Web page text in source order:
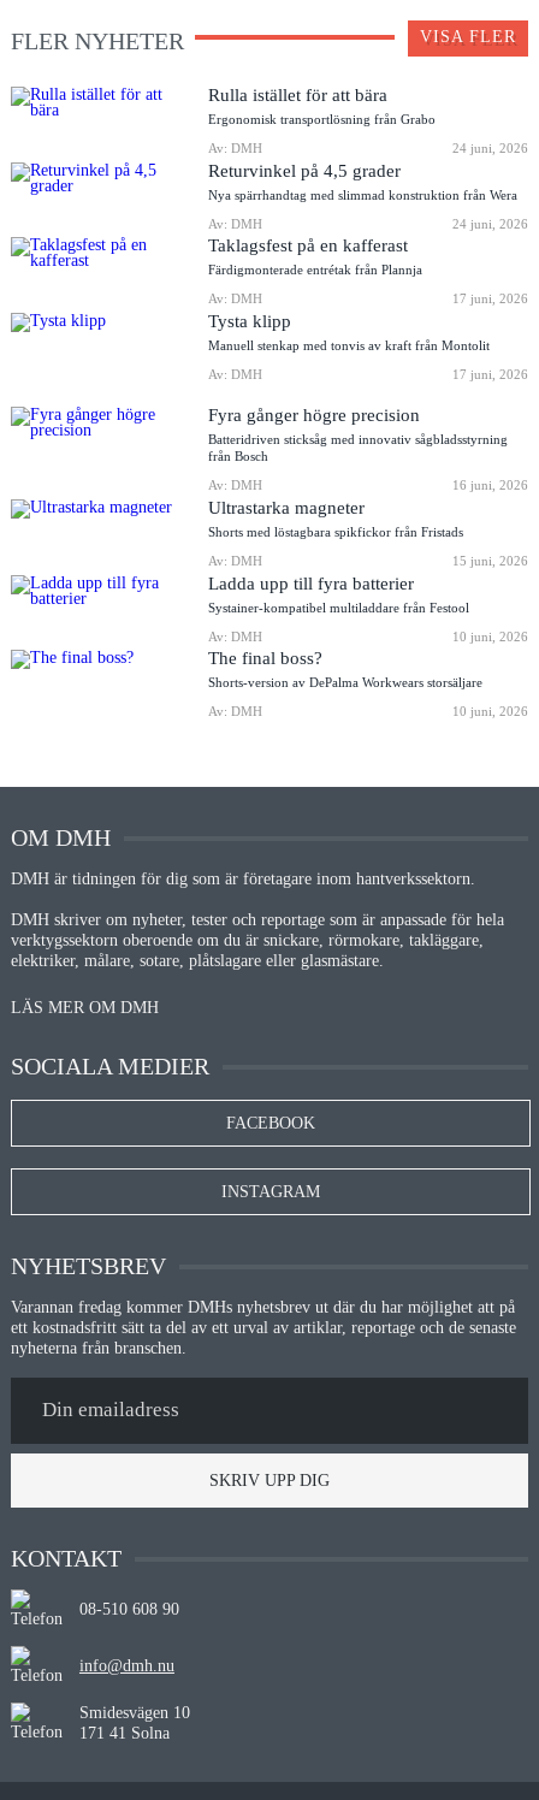
FLER NYHETER VISA FLER
Rulla istället för att bära
Ergonomisk transportlösning från Grabo
Av: DMH
24 juni, 2026
Returvinkel på 4,5 grader
Nya spärrhandtag med slimmad konstruktion från Wera
Av: DMH
24 juni, 2026
Taklagsfest på en kafferast
Färdigmonterade entrétak från Plannja
Av: DMH
17 juni, 2026
Tysta klipp
Manuell stenkap med tonvis av kraft från Montolit
Av: DMH
17 juni, 2026
Fyra gånger högre precision
Batteridriven sticksåg med innovativ sågbladsstyrning
från Bosch
Av: DMH
16 juni, 2026
Ultrastarka magneter
Shorts med löstagbara spikfickor från Fristads
Av: DMH
15 juni, 2026
Ladda upp till fyra batterier
Systainer-kompatibel multiladdare från Festool
Av: DMH
10 juni, 2026
The final boss?
Shorts-version av DePalma Workwears storsäljare
Av: DMH
10 juni, 2026
OM DMH
DMH är tidningen för dig som är företagare inom hantverkssektorn.
DMH skriver om nyheter, tester och reportage som är anpassade för hela
verktygssektorn oberoende om du är snickare, rörmokare, takläggare,
elektriker, målare, sotare, plåtslagare eller glasmästare.
LÄS MER OM DMH
SOCIALA MEDIER
FACEBOOK
INSTAGRAM
NYHETSBREV
Varannan fredag kommer DMHs nyhetsbrev ut där du har möjlighet att på
ett kostnadsfritt sätt ta del av ett urval av artiklar, reportage och de senaste
nyheterna från branschen.
SKRIV UPP DIG
KONTAKT
08-510 608 90
info@dmh.nu
Smidesvägen 10
171 41 Solna